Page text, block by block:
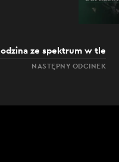
ze spektrum w tle
NASTĘPNY ODCINEK